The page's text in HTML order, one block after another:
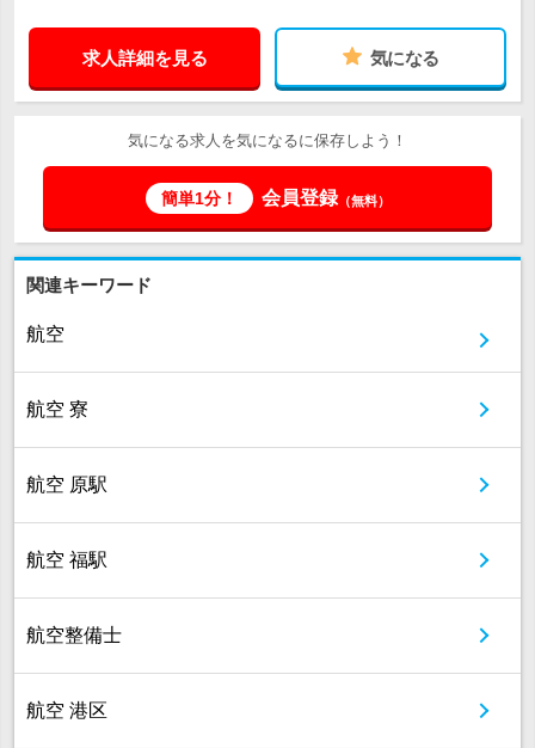
求人詳細を見る 気になる
気になる求人を気になるに保存しよう！
簡単1分！ 会員登録（無料）
関連キーワード
航空
航空 寮
航空 原駅
航空 福駅
航空整備士
航空 港区